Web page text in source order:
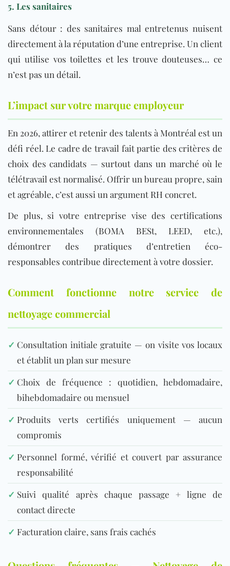
5. Les sanitaires
Sans détour : des sanitaires mal entretenus nuisent
directement à la réputation d’une entreprise. Un client
qui utilise vos toilettes et les trouve douteuses… ce
n’est pas un détail.
L’impact sur votre marque employeur
En 2026, attirer et retenir des talents à Montréal est un
défi réel. Le cadre de travail fait partie des critères de
choix des candidats — surtout dans un marché où le
télétravail est normalisé. Offrir un bureau propre, sain
et agréable, c’est aussi un argument RH concret.
De plus, si votre entreprise vise des certifications
environnementales (BOMA BESt, LEED, etc.),
démontrer des pratiques d’entretien éco-
responsables contribue directement à votre dossier.
Comment fonctionne notre service de
nettoyage commercial
✓ Consultation initiale gratuite — on visite vos locaux
et établit un plan sur mesure
✓ Choix de fréquence : quotidien, hebdomadaire,
bihebdomadaire ou mensuel
✓ Produits verts certifiés uniquement — aucun
compromis
✓ Personnel formé, vérifié et couvert par assurance
responsabilité
✓ Suivi qualité après chaque passage + ligne de
contact directe
✓ Facturation claire, sans frais cachés